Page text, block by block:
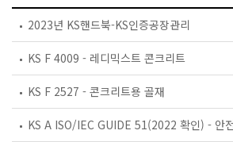
2023년 KS핸드북-KS인증공장관리
KS F 4009 - 레디믹스트 콘크리트
KS F 2527 - 콘크리트용 골재